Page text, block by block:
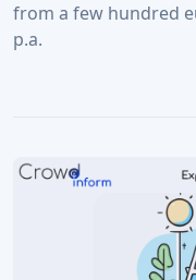
from a few hundred
p.a.